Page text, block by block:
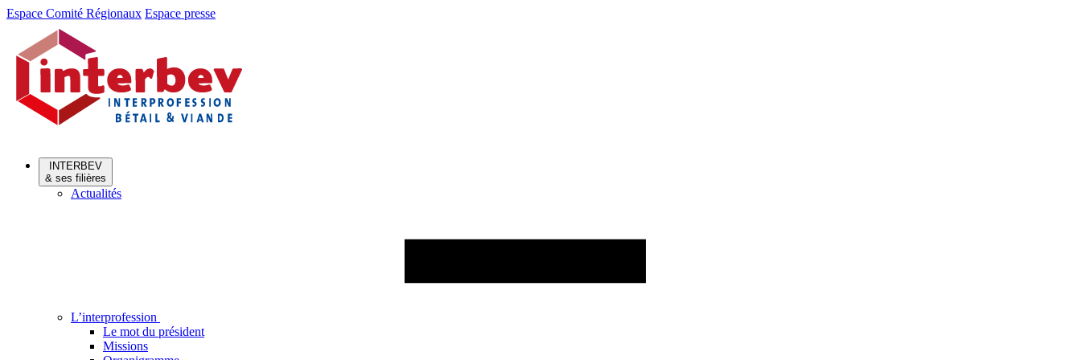
Aller
Aller
contenu
Espace Comité Régionaux Espace presse
INTERBEV
& ses filières
Actualités
L’interprofession
Le mot du président
Missions